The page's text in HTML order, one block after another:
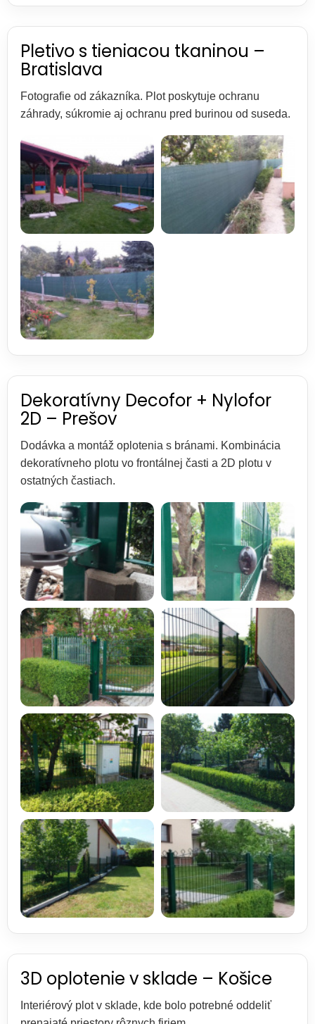
Pletivo s tieniacou tkaninou –
Bratislava
Fotografie od zákazníka. Plot poskytuje ochranu
záhrady, súkromie aj ochranu pred burinou od suseda.
Dekoratívny Decofor + Nylofor
2D – Prešov
Dodávka a montáž oplotenia s bránami. Kombinácia
dekoratívneho plotu vo frontálnej časti a 2D plotu v
ostatných častiach.
3D oplotenie v sklade – Košice
Interiérový plot v sklade, kde bolo potrebné oddeliť